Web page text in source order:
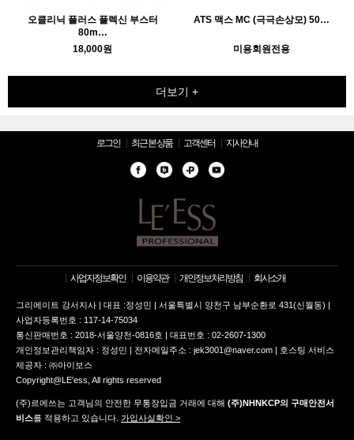
오클리닉 플러스 플렉신 부스터
80m…
18,000원
ATS 맥스 MC (극극손상모) 50…
미용회원전용
더보기 +
로그인 최근 본 상품 고객센터 지사안내
사업자정보확인 이용약관 개인정보처리방침 회사소개
그리에이트 강서지사 | 대표 :정성민 | 서울특별시 양천구 남부순환로 431(신월동) |
사업자등록번호 : 117-14-75034
통신판매번호 : 2018-서울양천-0816호 | 대표번호 : 02-2607-1300
개인정보관리책임자 : 정성민 | 전자메일주소 : jek3001@naver.com | 호스팅 서비스
제공자 : ㈜아이보스
Copyright@LE'ess, All rights reserved
(주)르에쓰는 고객님의 안전한 무통장입금 거래에 대해 (주)NHNKCP의 구매안전서
비스를 적용하고 있습니다. 가입사실확인 >